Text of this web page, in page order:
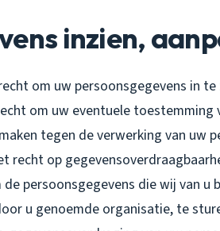
inzien,
om uw persoonsgegevens in
om uw eventuele
tegen de verwerking van uw
recht op
de persoonsgegevens die wij van
u genoemde organisatie, te